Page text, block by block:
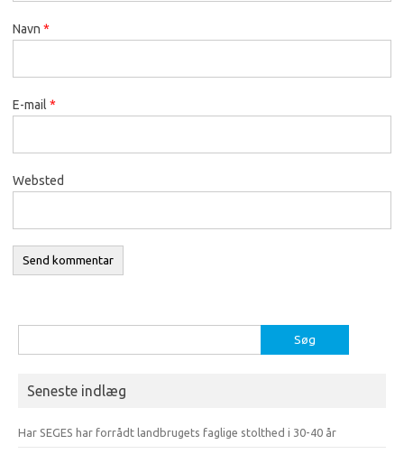
Navn *
E-mail *
Websted
efter:
Seneste indlæg
Har SEGES har forrådt landbrugets faglige stolthed i 30-40 år